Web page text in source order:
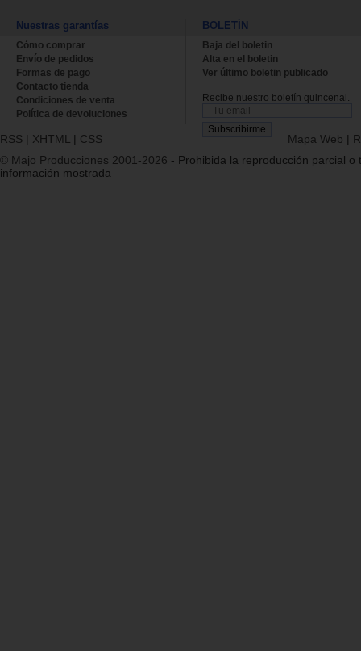
Nuestras garantías
Cómo comprar
Envío de pedidos
Formas de pago
Contacto tienda
Condiciones de venta
Política de devoluciones
BOLETÍN
Baja del boletin
Alta en el boletin
Ver último boletin publicado
Recibe nuestro boletín quincenal.
RSS | XHTML | CSS Mapa Web |
© Majo Producciones 2001-2026 - Prohibida la reproducción parcial o
información mostrada